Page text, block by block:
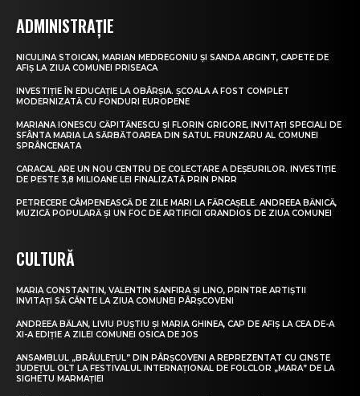
ADMINISTRAȚIE
NICULINA STOICAN, MARIAN MEDREGONIU ȘI SANDA ARGINT, CAPETE DE
AFIȘ LA ZIUA COMUNEI PRISEACA
INVESTIȚIE ÎN EDUCAȚIE LA OBÂRȘIA. ȘCOALA A FOST COMPLET
MODERNIZATĂ CU FONDURI EUROPENE
MARIANA IONESCU CĂPITĂNESCU ȘI FLORIN GRIGORE, INVITAȚI SPECIALI DE
SFÂNTA MARIA LA SĂRBĂTOAREA DIN SATUL FRUNZARU AL COMUNEI
SPRÂNCENATA
CARACAL ARE UN NOU CENTRU DE COLECTARE A DEȘEURILOR. INVESTIȚIE
DE PESTE 3,8 MILIOANE LEI FINALIZATĂ PRIN PNRR
PETRECERE CÂMPENEASCĂ DE ZILE MARI LA FĂRCAȘELE. ANDREEA BĂNICĂ,
MUZICĂ POPULARĂ ȘI UN FOC DE ARTIFICII GRANDIOS DE ZIUA COMUNEI
CULTURĂ
MARIA CONSTANTIN, VALENTIN SANFIRA ȘI LINO, PRINTRE ARTIȘTII
INVITAȚI SĂ CÂNTE LA ZIUA COMUNEI PÂRȘCOVENI
ANDREEA BĂLAN, LIVIU PUȘTIU ȘI MARIA GHINEA, CAP DE AFIȘ LA CEA DE-A
XI-A EDIȚIE A ZILEI COMUNEI OSICA DE JOS
ANSAMBLUL „BRÂULEȚUL” DIN PÂRȘCOVENI A REPREZENTAT CU CINSTE
JUDEȚUL OLT LA FESTIVALUL INTERNAȚIONAL DE FOLCLOR „MARA” DE LA
SIGHETU MARMAȚIEI